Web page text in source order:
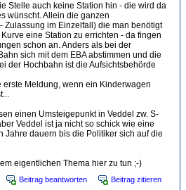
Stelle auch keine Station hin - die wird da
wünscht. Allein die ganzen
Zulassung im Einzelfall) die man benötigt
eine Station zu errichten - da fingen
schon an. Anders als bei der
sich mit dem EBA abstimmen und die
der Hochbahn ist die Aufsichtsbehörde
erste Meldung, wenn ein Kinderwagen
einen Umsteigepunkt in Veddel zw. S-
Veddel ist ja nicht so schick wie eine
Jahre dauern bis die Politiker sich auf die
eigentlichen Thema hier zu tun ;-)
Beitrag beantworten Beitrag zitieren